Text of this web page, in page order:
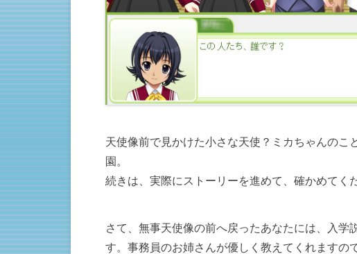
天使像前で見かけた小さな天使？ミカちゃんのこ
園。
続きは、実際にストーリーを進めて、確かめてく
さて、無事天使像の前へ戻ったあなたには、入学
す。事務員のお姉さんが優しく教えてくれますの